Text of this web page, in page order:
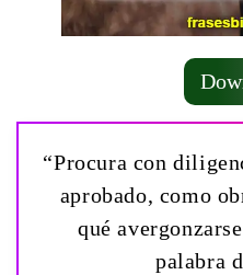
“Procura con
aprobado, como
qué
palabra